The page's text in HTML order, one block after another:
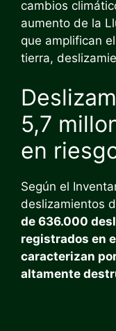
cambios
aumento de la
que amplifican
tierra,
5,7
en
Según el
deslizamientos
de 636.000
registrados en
caracterizan
altamente